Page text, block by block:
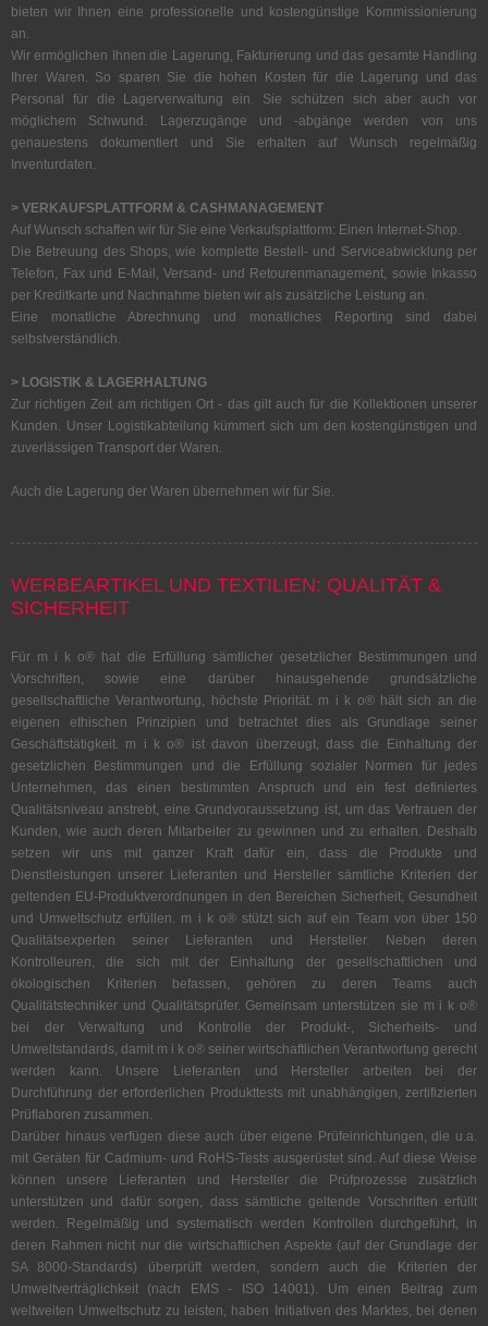
bieten wir Ihnen eine professionelle und kostengünstige Kommissionierung
an.
Wir ermöglichen Ihnen die Lagerung, Fakturierung und das gesamte Handling
Ihrer Waren. So sparen Sie die hohen Kosten für die Lagerung und das
Personal für die Lagerverwaltung ein. Sie schützen sich aber auch vor
möglichem Schwund. Lagerzugänge und -abgänge werden von uns
genauestens dokumentiert und Sie erhalten auf Wunsch regelmäßig
Inventurdaten.
> VERKAUFSPLATTFORM & CASHMANAGEMENT
Auf Wunsch schaffen wir für Sie eine Verkaufsplattform: Einen Internet-Shop.
Die Betreuung des Shops, wie komplette Bestell- und Serviceabwicklung per
Telefon, Fax und E-Mail, Versand- und Retourenmanagement, sowie Inkasso
per Kreditkarte und Nachnahme bieten wir als zusätzliche Leistung an.
Eine monatliche Abrechnung und monatliches Reporting sind dabei
selbstverständlich.
> LOGISTIK & LAGERHALTUNG
Zur richtigen Zeit am richtigen Ort - das gilt auch für die Kollektionen unserer
Kunden. Unser Logistikabteilung kümmert sich um den kostengünstigen und
zuverlässigen Transport der Waren.
Auch die Lagerung der Waren übernehmen wir für Sie.
WERBEARTIKEL UND TEXTILIEN: QUALITÄT &
SICHERHEIT
Für m i k o® hat die Erfüllung sämtlicher gesetzlicher Bestimmungen und
Vorschriften, sowie eine darüber hinausgehende grundsätzliche
gesellschaftliche Verantwortung, höchste Priorität. m i k o® hält sich an die
eigenen ethischen Prinzipien und betrachtet dies als Grundlage seiner
Geschäftstätigkeit. m i k o® ist davon überzeugt, dass die Einhaltung der
gesetzlichen Bestimmungen und die Erfüllung sozialer Normen für jedes
Unternehmen, das einen bestimmten Anspruch und ein fest definiertes
Qualitätsniveau anstrebt, eine Grundvoraussetzung ist, um das Vertrauen der
Kunden, wie auch deren Mitarbeiter zu gewinnen und zu erhalten. Deshalb
setzen wir uns mit ganzer Kraft dafür ein, dass die Produkte und
Dienstleistungen unserer Lieferanten und Hersteller sämtliche Kriterien der
geltenden EU-Produktverordnungen in den Bereichen Sicherheit, Gesundheit
und Umweltschutz erfüllen. m i k o® stützt sich auf ein Team von über 150
Qualitätsexperten seiner Lieferanten und Hersteller. Neben deren
Kontrolleuren, die sich mit der Einhaltung der gesellschaftlichen und
ökologischen Kriterien befassen, gehören zu deren Teams auch
Qualitätstechniker und Qualitätsprüfer. Gemeinsam unterstützen sie m i k o®
bei der Verwaltung und Kontrolle der Produkt-, Sicherheits- und
Umweltstandards, damit m i k o® seiner wirtschaftlichen Verantwortung gerecht
werden kann. Unsere Lieferanten und Hersteller arbeiten bei der
Durchführung der erforderlichen Produkttests mit unabhängigen, zertifizierten
Prüflaboren zusammen.
Darüber hinaus verfügen diese auch über eigene Prüfeinrichtungen, die u.a.
mit Geräten für Cadmium- und RoHS-Tests ausgerüstet sind. Auf diese Weise
können unsere Lieferanten und Hersteller die Prüfprozesse zusätzlich
unterstützen und dafür sorgen, dass sämtliche geltende Vorschriften erfüllt
werden. Regelmäßig und systematisch werden Kontrollen durchgeführt, in
deren Rahmen nicht nur die wirtschaftlichen Aspekte (auf der Grundlage der
SA 8000-Standards) überprüft werden, sondern auch die Kriterien der
Umweltverträglichkeit (nach EMS - ISO 14001). Um einen Beitrag zum
weltweiten Umweltschutz zu leisten, haben Initiativen des Marktes, bei denen